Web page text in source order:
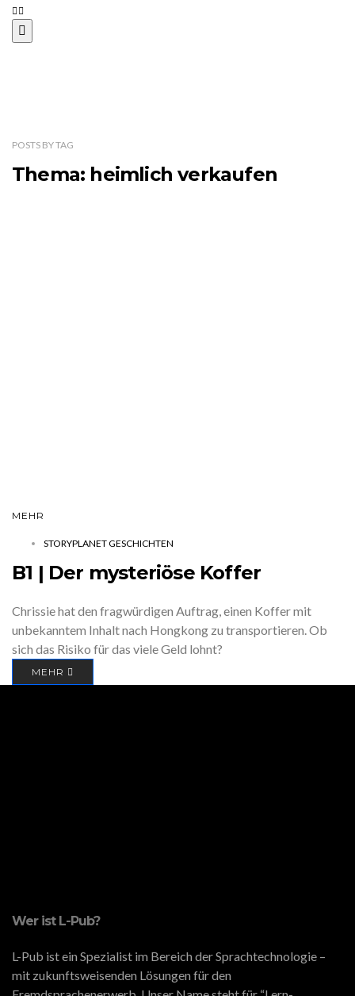
POSTS BYTAG
Thema: heimlich verkaufen
MEHR
STORYPLANET GESCHICHTEN
B1 | Der mysteriöse Koffer
Chrissie hat den fragwürdigen Auftrag, einen Koffer mit
unbekanntem Inhalt nach Hongkong zu transportieren. Ob
sich das Risiko für das viele Geld lohnt?
MEHR
Wer ist L-Pub?
L-Pub ist ein Spezialist im Bereich der Sprachtechnologie –
mit zukunftsweisenden Lösungen für den